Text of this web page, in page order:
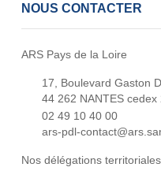
NOUS CONTACTER
ARS Pays de la Loire
17, Boulevard Gaston
44 262 NANTES cedex
02 49 10 40 00
ars-pdl-
Nos délégations territoriales